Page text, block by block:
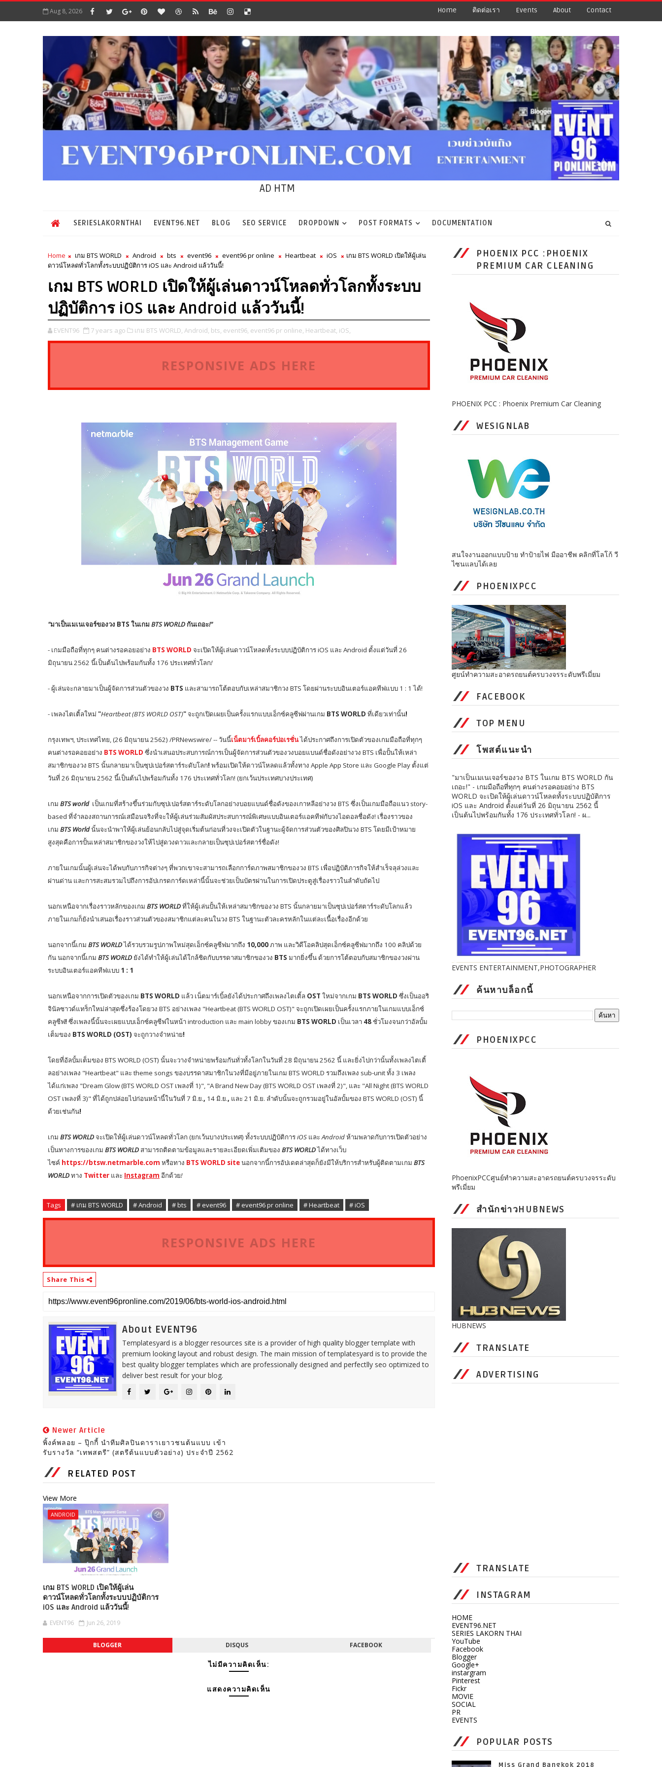
Aug 8, 2026 Home ติดต่อเรา Events About Contact
AD HTM
SERIESLAKORNTHAI EVENT96.NET BLOG SEO SERVICE DROPDOWN POST FORMATS DOCUMENTATION
Home เกม BTS WORLD Android bts event96 event96 pr online Heartbeat iOS
เกม BTS WORLD เปิดให้ผู้เล่น
ดาวน์โหลดทั่วโลกทั้งระบบปฏิบัติการ iOS และ Android แล้ววันนี้!
เกม BTS WORLD เปิดให้ผู้เล่นดาวน์โหลดทั่วโลกทั้งระบบ
ปฏิบัติการ iOS และ Android แล้ววันนี้!
EVENT96 7 years ago เกม BTS WORLD, Android, bts, event96, event96 pr online, Heartbeat, iOS,
RESPONSIVE ADS HERE
"มาเป็นเมเนเจอร์ของวง BTS ในเกม BTS WORLD กันเถอะ!"
- เกมมือถือที่ทุกๆ คนต่างรอคอยอย่าง BTS WORLD จะเปิดให้ผู้เล่นดาวน์โหลดทั้งระบบปฏิบัติการiOS และ Android ตั้งแต่วันที่ 26
มิถุนายน2562 นี้เป็นต้นไปพร้อมกันทั้ง 176 ประเทศทั่วโลก!
-ผู้เล่นจะกลายมาเป็นผู้จัดการส่วนตัวของวง BTS และสามารถโต้ตอบกับเหล่าสมาชิกวง BTS โดยผ่านระบบอินเตอร์แอคทีฟแบบ 1 : 1ได้!
- เพลงไตเติ้ลใหม่ "Heartbeat (BTS WORLD OST)"จะถูกเปิดเผยเป็นครั้งแรกแบบเอ็กซ์คลูซีฟผ่านเกม BTS WORLD ที่เดียวเท่านั้น!
กรุงเทพฯ ประเทศไทย , (26 มิถุนายน2562) /PRNewswire/ --วันนี้เน็ตมาร์เบิ้ลคอร์ปอเรชั่นได้ประกาศถึงการเปิดตัวของเกมมือถือที่ทุกๆ
คนต่างรอคอยอย่าง BTS WORLD ซึ่งนำเสนอประสบการณ์การเป็นผู้จัดการส่วนตัวของวงบอยแบนด์ชื่อดังอย่างวง BTS เพื่อปั้นให้เหล่า
สมาชิกของวง BTS นั้นกลายมาเป็นซุปเปอร์สตาร์ระดับโลก! พร้อมเปิดให้ดาวน์โหลดแล้วทั้งทาง Apple App Store และ Google Play ตั้งแต่
วันที่ 26 มิถุนายน2562 นี้เป็นต้นไปพร้อมกันทั้ง 176 ประเทศทั่วโลก! (ยกเว้นประเทศบางประเทศ)
เกม BTS world เป็นเกมที่สร้างขึ้นร่วมกับซุปเปอร์สตาร์ระดับโลกอย่างบอยแบนด์ชื่อดังของเกาหลีอย่างวง BTS ซึ่งเป็นเกมมือถือแนว story-
based ที่จำลองสถานการณ์เสมือนจริงที่จะให้ผู้เล่นร่วมสัมผัสประสบการณ์พิเศษแบบอินเตอร์แอคทีฟกับวงไอดอลชื่อดัง! เรื่องราวของ
เกม BTS Worldนั้นจะนำพาให้ผู้เล่นย้อนกลับไปสู่จุดเริ่มต้นก่อนที่วงจะเปิดตัวในฐานะผู้จัดการส่วนตัวของศิลปินวง BTS โดยมีเป้าหมาย
สูงสุดคือการปั้นเหล่าสมาชิกของวงให้ไปสู่ดวงดาวและกลายเป็นซุปเปอร์สตาร์ชื่อดัง!
ภายในเกมนั้นผู้เล่นจะได้พบกับภารกิจต่างๆ ที่พวกเขาจะสามารถเลือกการ์ดภาพสมาชิกของวง BTS เพื่อปฏิบัติภารกิจให้สำเร็จลุล่วงและ
ผ่านด่าน และการสะสมรวมไปถึงการอัปเกรดการ์ดเหล่านี้นั้นจะช่วยเป็นบัตรผ่านในการเปิดประตูสู่เรื่องราวในลำดับถัดไป
นอกเหนือจากเรื่องราวหลักของเกม BTS WORLDที่ให้ผู้เล่นปั้นให้เหล่าสมาชิกของวง BTS นั้นกลายมาเป็นซุปเปอร์สตาร์ระดับโลกแล้ว
ภายในเกมก็ยังนำเสนอเรื่องราวส่วนตัวของสมาชิกแต่ละคนในวง BTS ในฐานะตัวละครหลักในแต่ละเนื้อเรื่องอีกด้วย
นอกจากนี้เกม BTS WORLDได้รวบรวมรูปภาพใหม่สุดเอ็กซ์คลูซีฟมากถึง 10,000ภาพ และวิดีโอคลิปสุดเอ็กซ์คลูซีฟมากถึง 100 คลิปด้วย
กัน นอกจากนี้เกม BTS WORLD ยังได้ทำให้ผู้เล่นได้ใกล้ชิดกับบรรดาสมาชิกของวง BTS มากยิ่งขึ้น ด้วยการโต้ตอบกับสมาชิกของวงผ่าน
ระบบอินเตอร์แอคทีฟแบบ 1 : 1
นอกเหนือจากการเปิดตัวของเกม BTS WORLD แล้ว เน็ตมาร์เบิ้ลยังได้ประกาศถึงเพลงไตเติ้ล OST ใหม่จากเกม BTS WORLD ซึ่งเป็นออริ
จินัลซาวด์แทร็กใหม่ล่าสุดซึ่งร้องโดยวง BTS อย่างเพลง "Heartbeat (BTS WORLD OST)" จะถูกเปิดเผยเป็นครั้งแรกภายในเกมแบบเอ็กซ์
คลูซีฟ! ซึ่งเพลงนี้นั้นจะเผยแบบเอ็กซ์คลูซีฟในหน้าintroduction และ main lobbyของเกม BTS WORLD เป็นเวลา 48 ชั่วโมงจนกว่าอัลบั้ม
เต็มของ BTS WORLD (OST) จะถูกวางจำหน่าย!
โดยที่อัลบั้มเต็มของ BTS WORLD (OST) นั้นจะวางจำหน่ายพร้อมกันทั่วทั้งโลกในวันที่ 28 มิถุนายน2562 นี้ และยิ่งไปกว่านั้นทั้งเพลงไตเติ้
ลอย่างเพลง "Heartbeat" และ theme songs ของบรรดาสมาชิกในวงที่มีอยู่ภายในเกม BTS WORLD รวมถึงเพลง sub-unitทั้ง 3 เพลง
ได้แก่เพลง "Dream Glow (BTS WORLD OST เพลงที่ 1)", "A Brand New Day (BTS WORLD OST เพลงที่ 2)", และ "All Night (BTS WORLD
OST เพลงที่ 3)" ที่ได้ถูกปล่อยไปก่อนหน้านี้ในวันที่ 7 มิ.ย., 14มิ.ย., และ 21 มิ.ย. ลำดับนั้นจะถูกรวมอยู่ในอัลบั้มของ BTS WORLD (OST) นี้
ด้วยเช่นกัน!
เกม BTS WORLDจะเปิดให้ผู้เล่นดาวน์โหลดทั่วโลก (ยกเว้นบางประเทศ) ทั้งระบบปฏิบัติการiOS และ Androidห้ามพลาดกับการเปิดตัวอย่าง
เป็นทางการของเกม BTS WORLD สามารถติดตามข้อมูลและรายละเอียดเพิ่มเติมของ BTS WORLDได้ทางเว็บ
ไซค์ https://btsw.netmarble.com หรือทาง BTS WORLD siteนอกจากนี้การอัปเดตล่าสุดก็ยังมีให้บริการสำหรับผู้ติดตามเกม BTS
WORLDทาง Twitter และ Instagram อีกด้วย!
Tags # เกม BTS WORLD # Android # bts # event96 # event96 pr online # Heartbeat # iOS
RESPONSIVE ADS HERE
Share This
About EVENT96
Templatesyard is a blogger resources site is a provider of high quality blogger template with
premium looking layout and robust design. The main mission of templatesyard is to provide the
best quality blogger templates which are professionally designed and perfectlly seo optimized to
deliver best result for your blog.
Newer Article
พิ้งค์พลอย – ปุ๊กกี้ นำทีมศิลปินดาราเยาวชนต้นแบบ เข้า
รับรางวัล “เทพสตรี” (สตรีต้นแบบตัวอย่าง) ประจำปี 2562
RELATED POST
View More
ANDROID
เกม BTS WORLD เปิดให้ผู้เล่น
ดาวน์โหลดทั่วโลกทั้งระบบปฏิบัติการ
iOS และ Android แล้ววันนี้!
EVENT96 Jun 26, 2019
BLOGGER DISQUS FACEBOOK
ไม่มีความคิดเห็น:
แสดงความคิดเห็น
PHOENIX PCC :PHOENIX
PREMIUM CAR CLEANING
PHOENIX PCC : Phoenix Premium Car Cleaning
WESIGNLAB
สนใจงานออกแบบป้าย ทำป้ายไฟ มืออาชีพ คลิกที่โลโก้ วี
ไซนแลบได้เลย
PHOENIXPCC
ศูยน์ทำความสะอาดรถยนต์ครบวงจรระดับพรีเมี่ยม
FACEBOOK
TOP MENU
โพสต์แนะนำ
"มาเป็นเมเนเจอร์ของวง BTS ในเกม BTS WORLD กัน
เถอะ!" - เกมมือถือที่ทุกๆ คนต่างรอคอยอย่าง BTS
WORLD จะเปิดให้ผู้เล่นดาวน์โหลดทั้งระบบปฏิบัติการ
iOS และ Android ตั้งแต่วันที่ 26 มิถุนายน 2562 นี้
เป็นต้นไปพร้อมกันทั้ง 176 ประเทศทั่วโลก! - ผ...
EVENTS ENTERTAINMENT,PHOTOGRAPHER
ค้นหาบล็อกนี้
PHOENIXPCC
PhoenixPCCศูนย์ทำความสะอาดรถยนต์ครบวงจรระดับ
พรีเมี่ยม
สำนักข่าวHUBNEWS
HUBNEWS
TRANSLATE
ADVERTISING
TRANSLATE
INSTAGRAM
HOME
EVENT96.NET
SERIES LAKORN THAI
YouTube
Facebook
Blogger
Google+
instargram
Pinterest
Fickr
MOVIE
SOCIAL
PR
EVENTS
POPULAR POSTS
Miss Grand Bangkok 2018